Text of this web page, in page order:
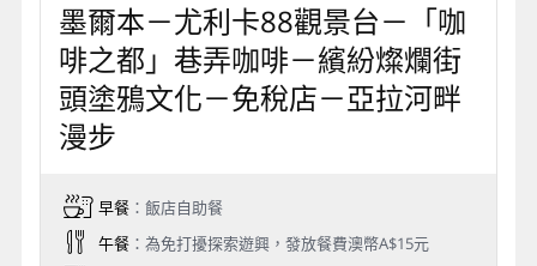
墨爾本－尤利卡88觀景台－「咖
啡之都」巷弄咖啡－繽紛燦爛街
頭塗鴉文化－免稅店－亞拉河畔
漫步
早餐：飯店自助餐
午餐：為免打擾探索遊興，發放餐費澳幣A$15元